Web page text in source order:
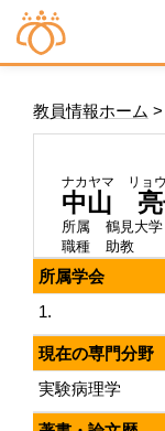
教員情報ホーム
ナカヤマ リョ
中山 亮
所属
鶴見大
職種
助教
所属学会
1.
現在の専門分野
実験病理学